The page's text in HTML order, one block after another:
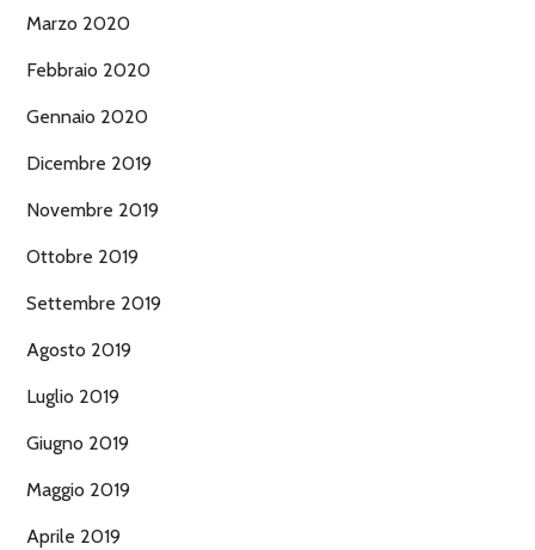
Marzo 2020
Febbraio 2020
Gennaio 2020
Dicembre 2019
Novembre 2019
Ottobre 2019
Settembre 2019
Agosto 2019
Luglio 2019
Giugno 2019
Maggio 2019
Aprile 2019